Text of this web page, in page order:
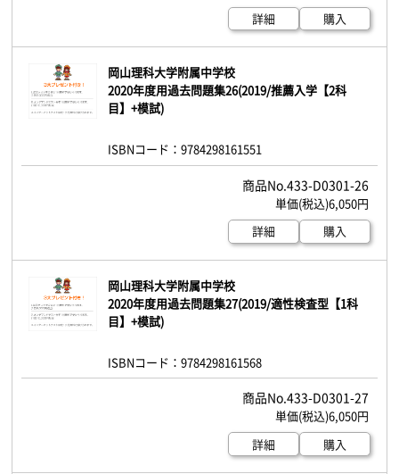
詳細
購入
岡山理科大学附属中学校
2020年度用過去問題集26(2019/推薦入学【2科
目】+模試)
ISBNコード：9784298161551
433-D0301-26
6,050円
詳細
購入
岡山理科大学附属中学校
2020年度用過去問題集27(2019/適性検査型【1科
目】+模試)
ISBNコード：9784298161568
433-D0301-27
6,050円
詳細
購入